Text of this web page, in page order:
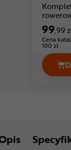
Razor
99,99
Cena
100 zł